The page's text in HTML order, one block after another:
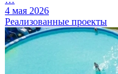
4 мая 2026
Реализованные проекты